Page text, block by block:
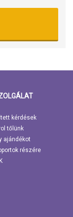
kérdések
tőlünk
ajándékot
részére